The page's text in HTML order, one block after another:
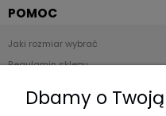
POMOC
Jaki rozmiar wybrać
Regulamin sklepu
Polityka prywatności
Dbamy o